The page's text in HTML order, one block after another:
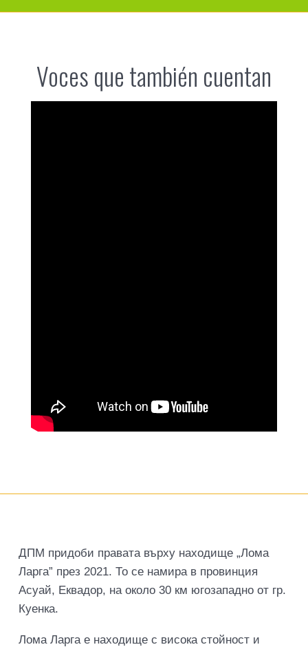
Voces que también cuentan
ДПМ придоби правата върху находище „Лома
Ларга” през 2021. То се намира в провинция
Асуай, Еквадор, на около 30 км югозападно от гр.
Куенка.
Лома Ларга е находище с висока стойност и